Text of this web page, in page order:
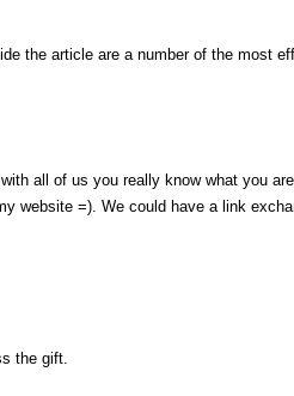
the article are a number of the most
all of us you really know what you
website =). We could have a link
the gift.